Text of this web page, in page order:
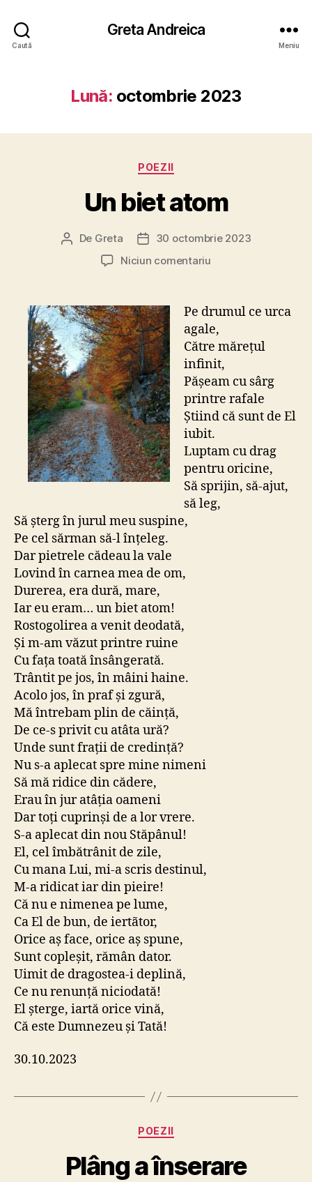
Caută
Greta Andreica
Meniu
Lună: octombrie 2023
Categorii
POEZII
Un biet atom
Autor
De Greta
Dată30 octombrie 2023
Niciun comentariula
Pe drumul ce urca
agale,
Către mărețul
infinit,
Pășeam cu sârg
printre rafale
Știind că sunt de El
iubit.
Luptam cu drag
pentru oricine,
Să sprijin, să-ajut,
să leg,
Să șterg în jurul meu suspine,
Pe cel sărman să-l înțeleg.
Dar pietrele cădeau la vale
Lovind în carnea mea de om,
Durerea, era dură, mare,
Iar eu eram… un biet atom!
Rostogolirea a venit deodată,
Și m-am văzut printre ruine
Cu fața toată însângerată.
Trântit pe jos, în mâini haine.
Acolo jos, în praf și zgură,
Mă întrebam plin de căință,
De ce-s privit cu atâta ură?
Unde sunt frații de credință?
Nu s-a aplecat spre mine nimeni
Să mă ridice din cădere,
Erau în jur atâția oameni
Dar toți cuprinși de a lor vrere.
S-a aplecat din nou Stăpânul!
El, cel îmbătrânit de zile,
Cu mana Lui, mi-a scris destinul,
M-a ridicat iar din pieire!
Că nu e nimenea pe lume,
Ca El de bun, de iertãtor,
Orice aș face, orice aș spune,
Sunt copleșit, rămân dator.
Uimit de dragostea-i deplină,
Ce nu renunță niciodată!
El șterge, iartă orice vină,
Că este Dumnezeu și Tată!
30.10.2023
Categorii
POEZII
Plâng a înserare